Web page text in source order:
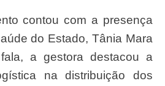
do Estado, Tânia Mara
a gestora destacou a
na distribuição dos